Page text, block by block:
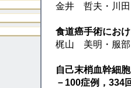
金井 哲夫・
食道癌手術にお
梶山 美明・服
自己末梢血幹細
－100症例，334